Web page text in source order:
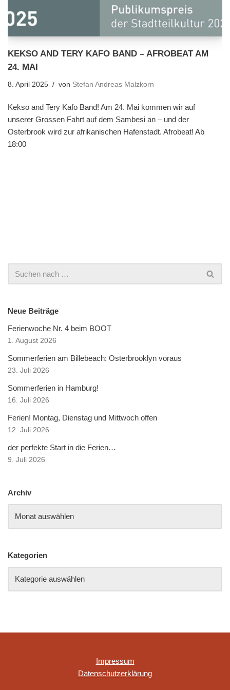
KEKSO AND TERY KAFO BAND – AFROBEAT AM
24. MAI
8. April 2025 von Stefan Andreas Malzkorn
Kekso and Tery Kafo Band! Am 24. Mai kommen wir auf
unserer Grossen Fahrt auf dem Sambesi an – und der
Osterbrook wird zur afrikanischen Hafenstadt. Afrobeat! Ab
18:00
Neue Beiträge
Ferienwoche Nr. 4 beim BOOT
1. August 2026
Sommerferien am Billebeach: Osterbrooklyn voraus
23. Juli 2026
Sommerferien in Hamburg!
16. Juli 2026
Ferien! Montag, Dienstag und Mittwoch offen
12. Juli 2026
der perfekte Start in die Ferien…
9. Juli 2026
Archiv
Kategorien
Impressum
Datenschutzerklärung